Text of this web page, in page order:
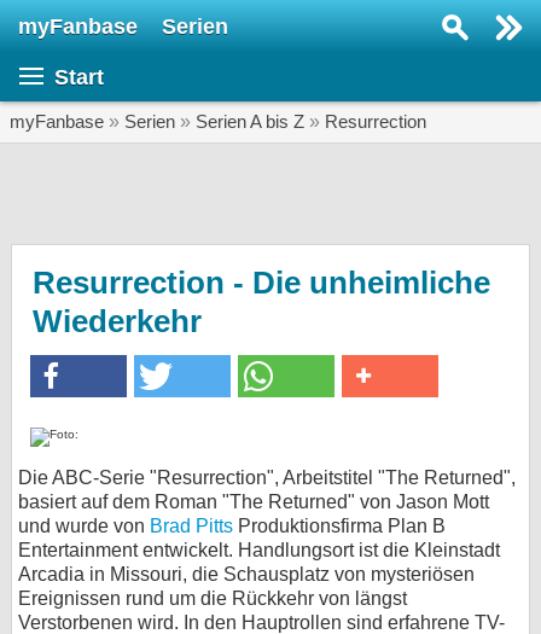
myFanbase Serien
Start
myFanbase » Serien » Serien A bis Z » Resurrection
Resurrection - Die unheimliche
Wiederkehr
Die ABC-Serie "Resurrection", Arbeitstitel "The Returned",
basiert auf dem Roman "The Returned" von Jason Mott
und wurde von Brad Pitts Produktionsfirma Plan B
Entertainment entwickelt. Handlungsort ist die Kleinstadt
Arcadia in Missouri, die Schausplatz von mysteriösen
Ereignissen rund um die Rückkehr von längst
Verstorbenen wird. In den Hauptrollen sind erfahrene TV-
SERIEN
Specials
Gewinnspiele
Forum
bei X
bei Facebook